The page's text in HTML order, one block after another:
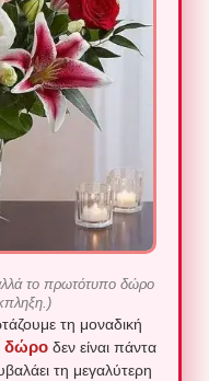
το πρωτότυπο δώρο
τη μοναδική
δώρο δεν είναι πάντα
τη μεγαλύτερη